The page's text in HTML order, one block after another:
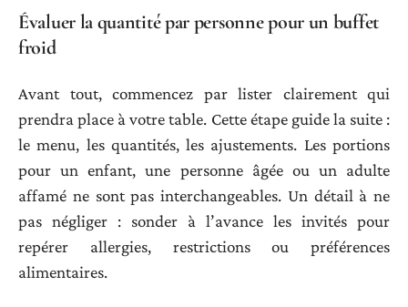
Évaluer la quantité par personne pour un buffet
froid
Avant tout, commencez par lister clairement qui
prendra place à votre table. Cette étape guide la suite :
le menu, les quantités, les ajustements. Les portions
pour un enfant, une personne âgée ou un adulte
affamé ne sont pas interchangeables. Un détail à ne
pas négliger : sonder à l’avance les invités pour
repérer allergies, restrictions ou préférences
alimentaires.